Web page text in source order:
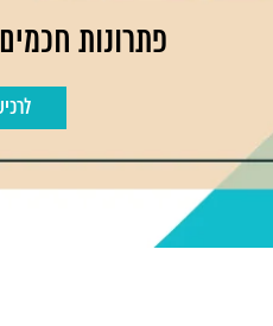
פתרונות